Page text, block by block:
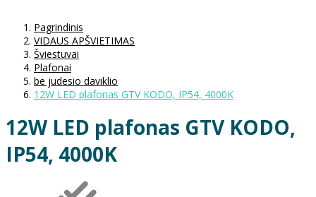
Pagrindinis
VIDAUS APŠVIETIMAS
Šviestuvai
Plafonai
be judesio daviklio
12W LED plafonas GTV KODO, IP54, 4000K
12W LED plafonas GTV KODO,
IP54, 4000K